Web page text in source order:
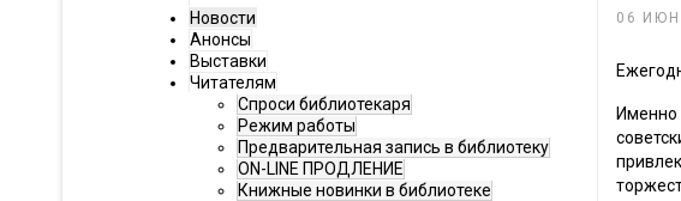
Новости
Анонсы
Выставки
Читателям
Спроси библиотекаря
Режим работы
Предварительная запись в библиотеку
ON-LINE ПРОДЛЕНИЕ
Книжные новинки в библиотеке
06